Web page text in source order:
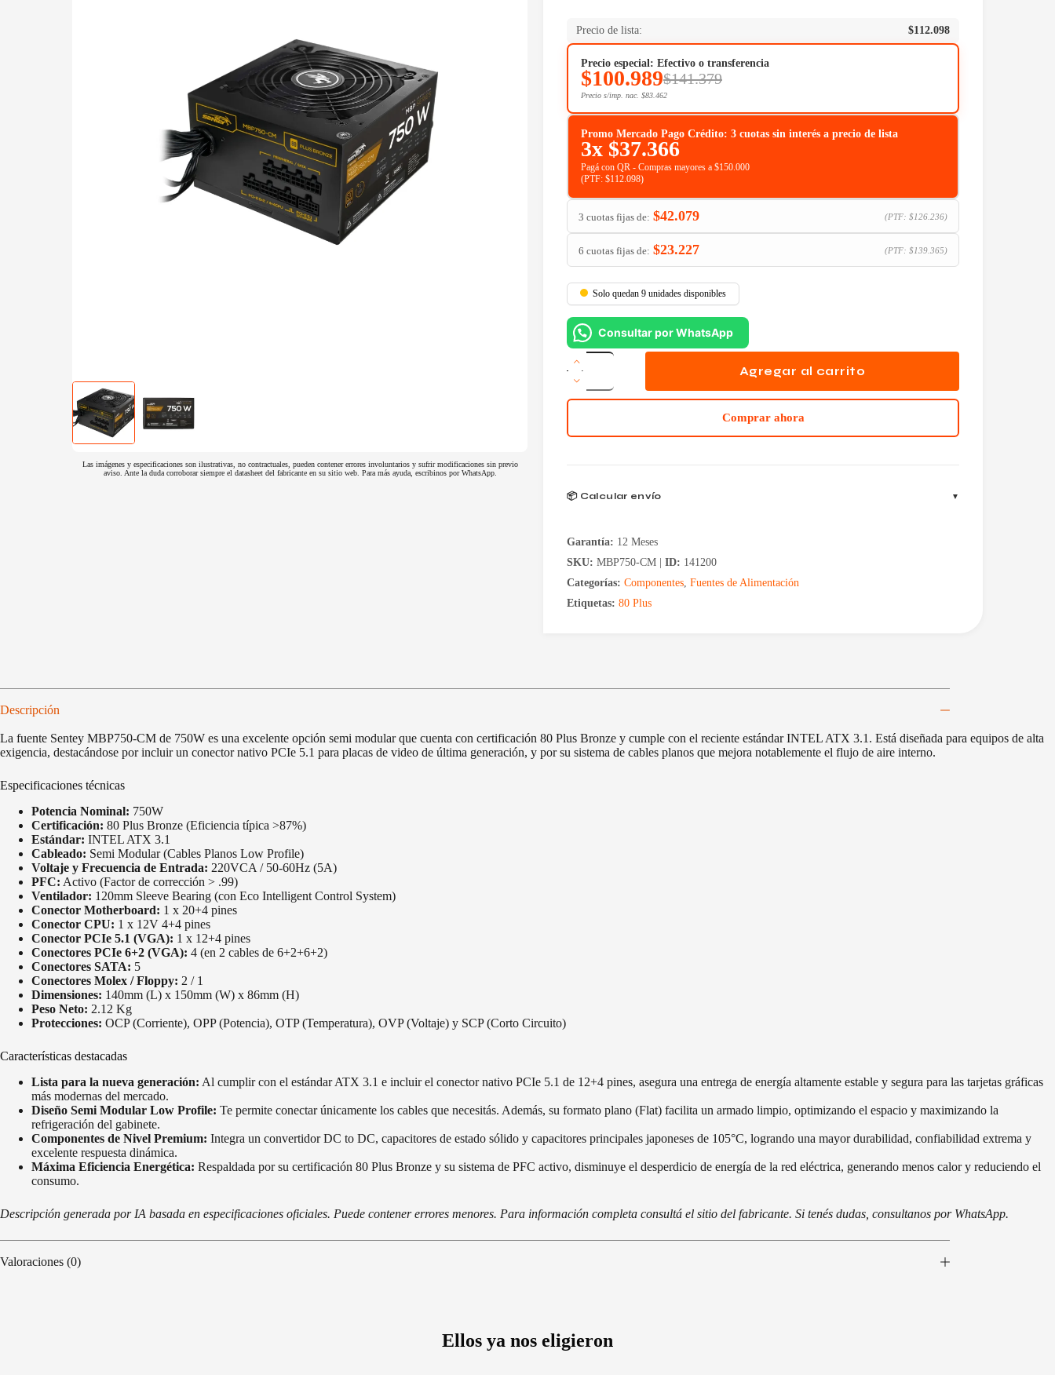
Las imágenes y especificaciones son ilustrativas, no contractuales, pueden contener errores involuntarios y sufrir modificaciones sin previo
aviso. Ante la duda corroborar siempre el datasheet del fabricante en su sitio web. Para más ayuda, escribinos por WhatsApp.
Precio de lista: $112.098
Precio especial: Efectivo o transferencia
$100.989$141.379
Precio s/imp. nac. $83.462
Promo Mercado Pago Crédito: 3 cuotas sin interés a precio de lista
3x $37.366
Pagá con QR - Compras mayores a $150.000
(PTF: $112.098)
3 cuotas fijas de: $42.079 (PTF: $126.236)
6 cuotas fijas de: $23.227 (PTF: $139.365)
Solo quedan 9 unidades disponibles
Consultar por WhatsApp
Fuente
Sentey
750w
MBP750-
Plus
ATX
3.1
cantidad
Agregar al carrito
Comprar ahora
📦 Calcular envío
Garantía: 12 Meses
SKU: MBP750-CM | ID: 141200
Categorías: Componentes, Fuentes de Alimentación
Etiquetas: 80 Plus
Descripción
La fuente Sentey MBP750-CM de 750W es una excelente opción semi modular que cuenta con certificación 80 Plus Bronze y cumple con el reciente estándar INTEL ATX 3.1. Está diseñada para equipos de alta
exigencia, destacándose por incluir un conector nativo PCIe 5.1 para placas de video de última generación, y por su sistema de cables planos que mejora notablemente el flujo de aire interno.
Especificaciones técnicas
Potencia Nominal: 750W
Certificación: 80 Plus Bronze (Eficiencia típica >87%)
Estándar: INTEL ATX 3.1
Cableado: Semi Modular (Cables Planos Low Profile)
Voltaje y Frecuencia de Entrada: 220VCA / 50-60Hz (5A)
PFC: Activo (Factor de corrección > .99)
Ventilador: 120mm Sleeve Bearing (con Eco Intelligent Control System)
Conector Motherboard: 1 x 20+4 pines
Conector CPU: 1 x 12V 4+4 pines
Conector PCIe 5.1 (VGA): 1 x 12+4 pines
Conectores PCIe 6+2 (VGA): 4 (en 2 cables de 6+2+6+2)
Conectores SATA: 5
Conectores Molex / Floppy: 2 / 1
Dimensiones: 140mm (L) x 150mm (W) x 86mm (H)
Peso Neto: 2.12 Kg
Protecciones: OCP (Corriente), OPP (Potencia), OTP (Temperatura), OVP (Voltaje) y SCP (Corto Circuito)
Características destacadas
Lista para la nueva generación: Al cumplir con el estándar ATX 3.1 e incluir el conector nativo PCIe 5.1 de 12+4 pines, asegura una entrega de energía altamente estable y segura para las tarjetas gráficas
más modernas del mercado.
Diseño Semi Modular Low Profile: Te permite conectar únicamente los cables que necesitás. Además, su formato plano (Flat) facilita un armado limpio, optimizando el espacio y maximizando la
refrigeración del gabinete.
Componentes de Nivel Premium: Integra un convertidor DC to DC, capacitores de estado sólido y capacitores principales japoneses de 105°C, logrando una mayor durabilidad, confiabilidad extrema y
excelente respuesta dinámica.
Máxima Eficiencia Energética: Respaldada por su certificación 80 Plus Bronze y su sistema de PFC activo, disminuye el desperdicio de energía de la red eléctrica, generando menos calor y reduciendo el
consumo.
Descripción generada por IA basada en especificaciones oficiales. Puede contener errores menores. Para información completa consultá el sitio del fabricante. Si tenés dudas, consultanos por WhatsApp.
Valoraciones (0)
Ellos ya nos eligieron